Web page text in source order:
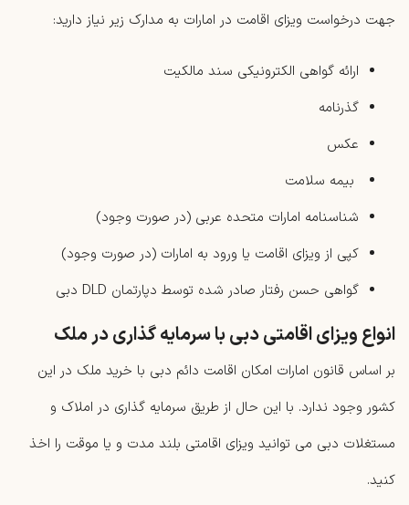
جهت درخواست ویزای اقامت در امارات به مدارک زیر نیاز دارید:
ارائه گواهی الکترونیکی سند مالکیت
گذرنامه
عکس
بیمه سلامت
شناسنامه امارات متحده عربی (در صورت وجود)
کپی از ویزای اقامت یا ورود به امارات (در صورت وجود)
گواهی حسن رفتار صادر شده توسط دپارتمان DLD دبی
انواع ویزای اقامتی دبی با سرمایه گذاری در ملک
بر اساس قانون امارات امکان اقامت دائم دبی با خرید ملک در این
کشور وجود ندارد. با این حال از طریق سرمایه گذاری در املاک و
مستغلات دبی می توانید ویزای اقامتی بلند مدت و یا موقت را اخذ
کنید.